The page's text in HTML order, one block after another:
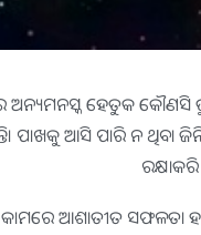
ଅନ୍ୟମନସ୍କ ହେତୁକ
ପାଖକୁ ଆସି ପାରି ନ ଥିବା
କାମରେ ଆଶାତୀତ